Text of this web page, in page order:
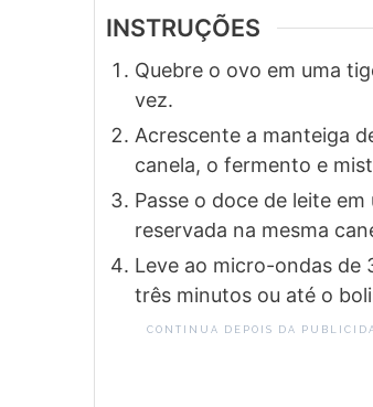
INSTRUÇÕES
Quebre o ovo em uma
vez.
Acrescente a manteiga
canela, o fermento e
Passe o doce de leite
reservada na mesma
Leve ao micro-ondas de
três minutos ou até o
CONTINUA DEPOIS DA